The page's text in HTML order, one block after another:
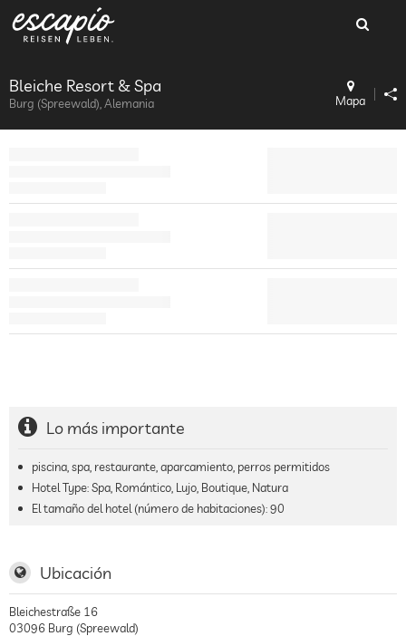
Bleiche Resort & Spa
Burg (Spreewald), Alemania Mapa
Lo más importante
piscina, spa, restaurante, aparcamiento, perros permitidos
Hotel Type: Spa, Romántico, Lujo, Boutique, Natura
El tamaño del hotel (número de habitaciones):90
Ubicación
Bleichestraße 16
03096 Burg (Spreewald)